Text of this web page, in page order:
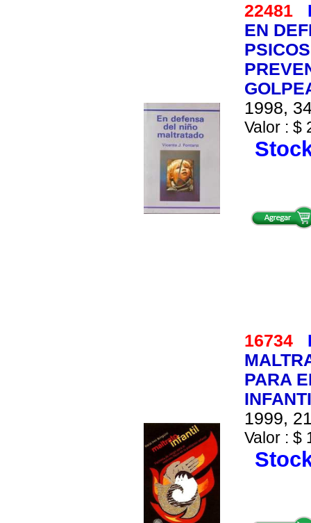
22481
EN
1998,
Valor : $
16734
PARA
1999,
Valor : $